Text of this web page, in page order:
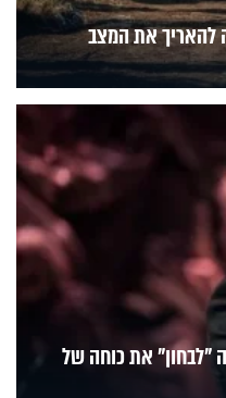
להאריך את המצב
"לבחון" את כוחה של